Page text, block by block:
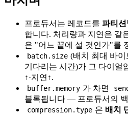
프로듀서는 레코드를 파티
합니다. 처리량과 지연은 같
은 "어느 끝에 설 것인가"를
batch.size (배치 최대 바이
기다리는 시간)가 그 다이얼
↑·지연↑.
buffer.memory 가 차면
블록됩니다 — 프로듀서의
compression.type 은 배치